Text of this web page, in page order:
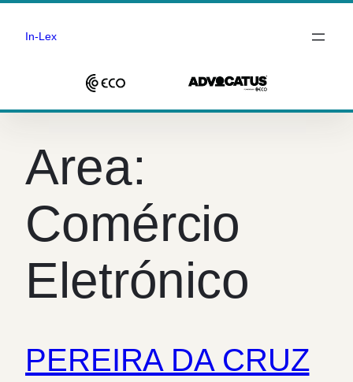
Saltar
conteúdo
In-Lex
Area:
Comércio
Eletrónico
PEREIRA DA CRUZ